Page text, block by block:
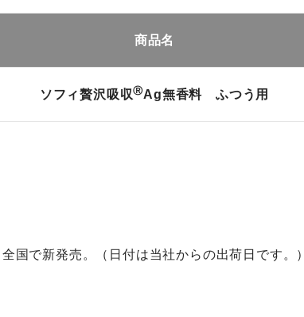
商品名
ソフィ贅沢吸収ⓇAg無香料 ふつう用
国で新発売。（日付は当社からの出荷日です。）